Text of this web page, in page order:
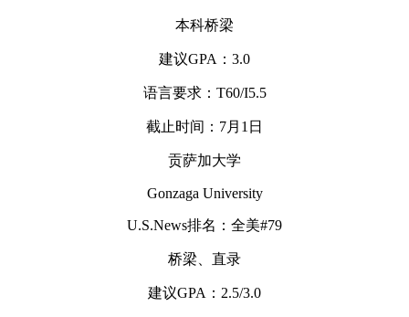
本科桥梁
建议GPA：3.0
语言要求：T60/I5.5
截止时间：7月1日
贡萨加大学
Gonzaga University
U.S.News排名：全美#79
桥梁、直录
建议GPA：2.5/3.0